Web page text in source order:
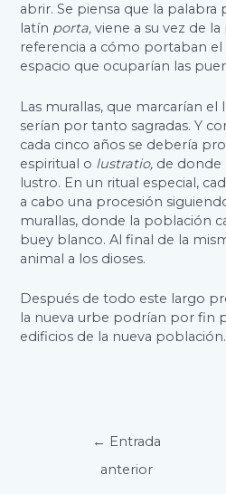
abrir. Se piensa que la
latín porta,viene a su vez de la
referencia a cómo portaban el
espacio que ocuparían las
Las murallas, que marcarían el
serían por tanto sagradas. Y
cada cinco años se debería
espiritual o lustratio, de donde
lustro. En un ritual especial,
a cabo una procesión
murallas, donde la población
buey blanco. Al final de la
animal a los dioses.
Después de todo este largo
la nueva urbe podrían por fin
edificios de la nueva población.
Navegación
entradas
← Entrada
anterior